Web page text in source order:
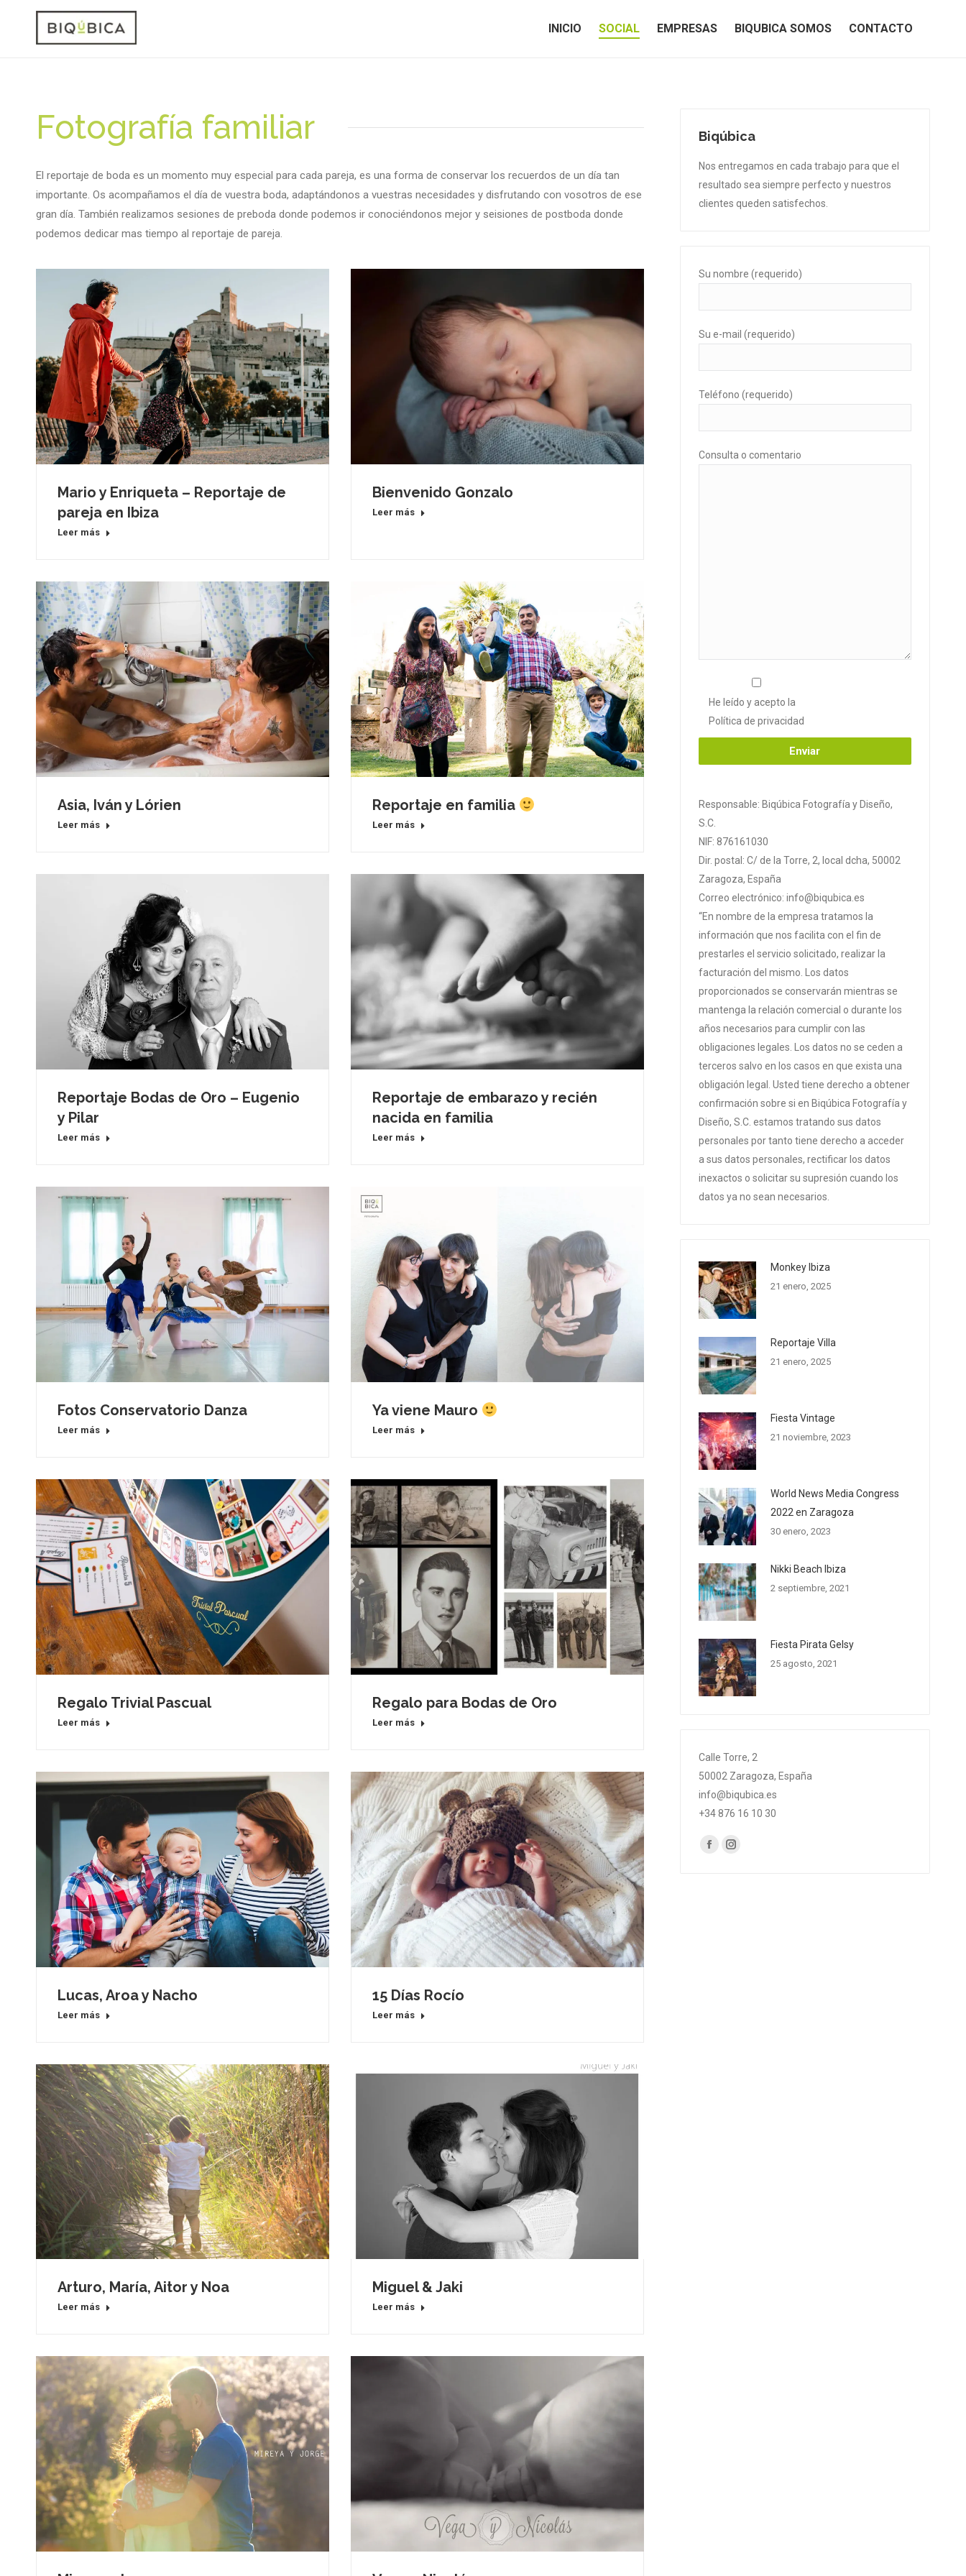
INICIO SOCIAL EMPRESAS BIQUBICA SOMOS CONTACTO
Fotografía familiar
El reportaje de boda es un momento muy especial para cada pareja, es una forma de conservar los recuerdos de un día tan
importante. Os acompañamos el día de vuestra boda, adaptándonos a vuestras necesidades y disfrutando con vosotros de ese
gran día. También realizamos sesiones de preboda donde podemos ir conociéndonos mejor y seisiones de postboda donde
podemos dedicar mas tiempo al reportaje de pareja.
Mario y Enriqueta – Reportaje de
pareja en Ibiza
Leer más
Bienvenido Gonzalo
Leer más
Asia, Iván y Lórien
Leer más
Reportaje en familia
Leer más
Reportaje Bodas de Oro – Eugenio
y Pilar
Leer más
Reportaje de embarazo y recién
nacida en familia
Leer más
Fotos Conservatorio Danza
Leer más
Ya viene Mauro
Leer más
Regalo Trivial Pascual
Leer más
Regalo para Bodas de Oro
Leer más
Lucas, Aroa y Nacho
Leer más
15 Días Rocío
Leer más
Arturo, María, Aitor y Noa
Leer más
Miguel & Jaki
Leer más
Biqúbica
Nos entregamos en cada trabajo para que el
resultado sea siempre perfecto y nuestros
clientes queden satisfechos.
Su nombre (requerido)
Su e-mail (requerido)
Teléfono (requerido)
Consulta o comentario
He leído y acepto la
Política de privacidad
Responsable: Biqúbica Fotografía y Diseño,
S.C.
NIF: 876161030
Dir. postal: C/ de la Torre, 2, local dcha, 50002
Zaragoza, España
Correo electrónico: info@biqubica.es
“En nombre de la empresa tratamos la
información que nos facilita con el fin de
prestarles el servicio solicitado, realizar la
facturación del mismo. Los datos
proporcionados se conservarán mientras se
mantenga la relación comercial o durante los
años necesarios para cumplir con las
obligaciones legales. Los datos no se ceden a
terceros salvo en los casos en que exista una
obligación legal. Usted tiene derecho a obtener
confirmación sobre si en Biqúbica Fotografía y
Diseño, S.C. estamos tratando sus datos
personales por tanto tiene derecho a acceder
a sus datos personales, rectificar los datos
inexactos o solicitar su supresión cuando los
datos ya no sean necesarios.
Monkey Ibiza
21 enero, 2025
Reportaje Villa
21 enero, 2025
Fiesta Vintage
21 noviembre, 2023
World News Media Congress
2022 en Zaragoza
30 enero, 2023
Nikki Beach Ibiza
2 septiembre, 2021
Fiesta Pirata Gelsy
25 agosto, 2021
Calle Torre, 2
50002 Zaragoza, España
info@biqubica.es
+34 876 16 10 30
Encuéntranos en:
FacebookInstagram
INICIO SOCIAL EMPRESAS BIQUBICA SOMOS CONTACTO